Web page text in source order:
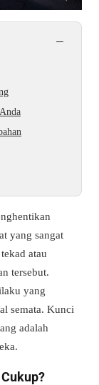
−
yang sangat
atau
tersebut.
yang
semata. Kunci
adalah